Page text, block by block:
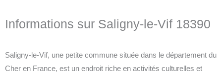
Informations sur Saligny-le-Vif 18390
Saligny-le-Vif, une petite commune située dans le département du
Cher en France, est un endroit riche en activités culturelles et